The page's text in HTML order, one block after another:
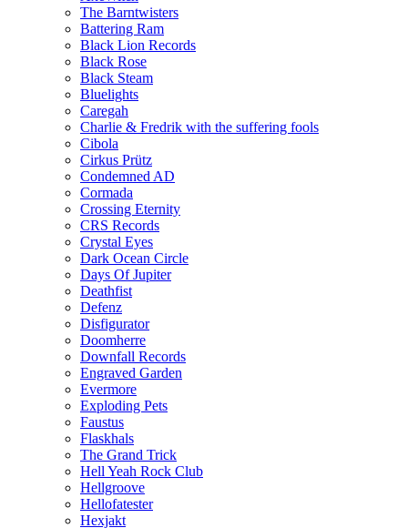
The Barntwisters
Battering Ram
Black Lion Records
Black Rose
Black Steam
Bluelights
Caregah
Charlie & Fredrik with the suffering fools
Cibola
Cirkus Prütz
Condemned AD
Cormada
Crossing Eternity
CRS Records
Crystal Eyes
Dark Ocean Circle
Days Of Jupiter
Deathfist
Defenz
Disfigurator
Doomherre
Downfall Records
Engraved Garden
Evermore
Exploding Pets
Faustus
Flaskhals
The Grand Trick
Hell Yeah Rock Club
Hellgroove
Hellofatester
Hexjakt